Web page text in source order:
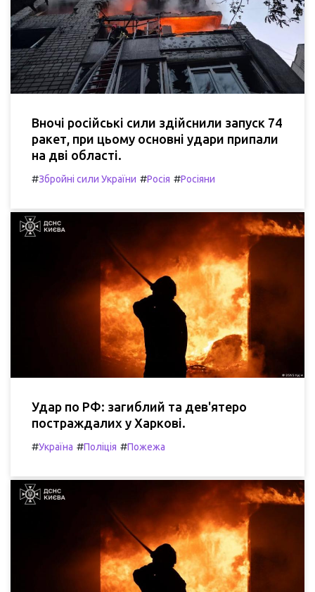
Вночі російські сили здійснили запуск 74
ракет, при цьому основні удари припали
на дві області.
#Збройні сили України #Росія #Росіяни
Удар по РФ: загиблий та дев'ятеро
постраждалих у Харкові.
#Україна #Поліція #Пожежа